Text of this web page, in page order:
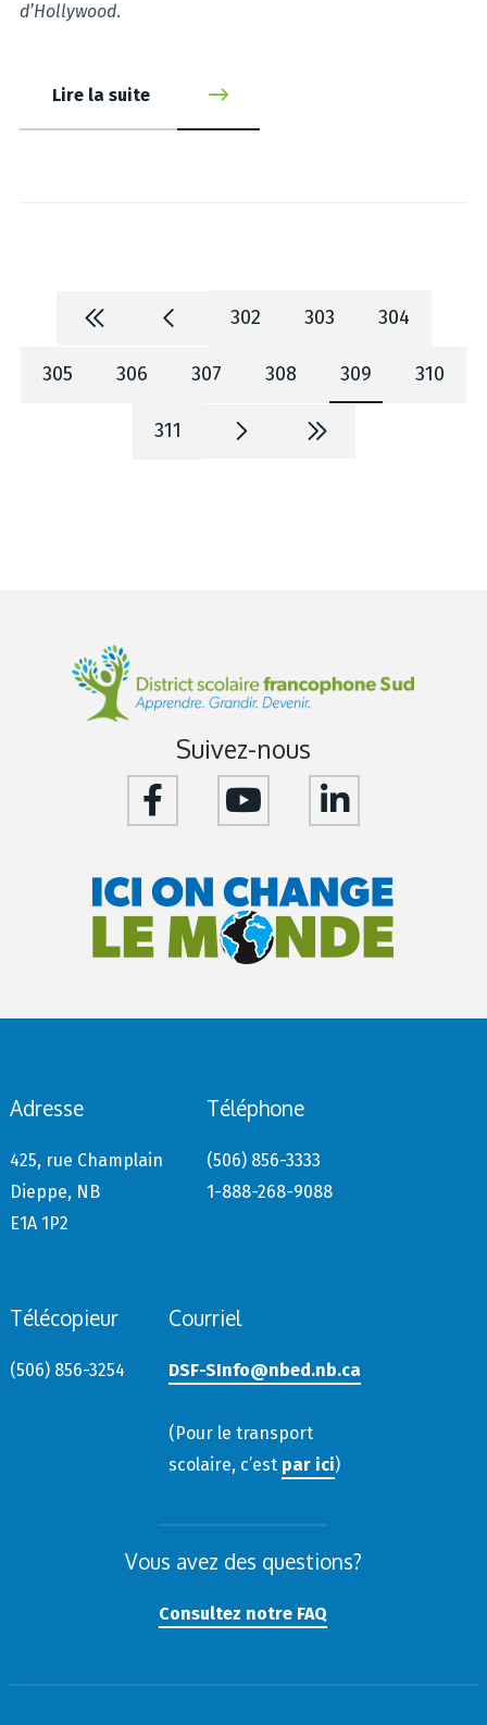
d’Hollywood.
Lire la suite
302 303 304
305 306 307 308 309 310
311
Suivez-nous
Adresse
425, rue Champlain
Dieppe, NB
E1A 1P2
Téléphone
(506) 856-3333
1-888-268-9088
Télécopieur
(506) 856-3254
Courriel
DSF-SInfo@nbed.nb.ca
(Pour le transport
scolaire, c’est par ici)
Vous avez des questions?
Consultez notre FAQ